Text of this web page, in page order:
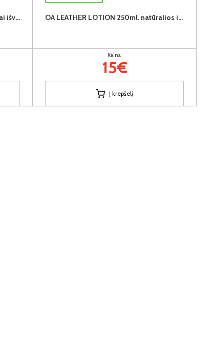
OA STAIN ELIMINATOR 100ml. sunkiai išvalomų dėmių valiklis OA LEATHER LOTION 250ml. natūralios ir dirbtinės odos impregnantas
Kaina:
15€
Į krepšelį